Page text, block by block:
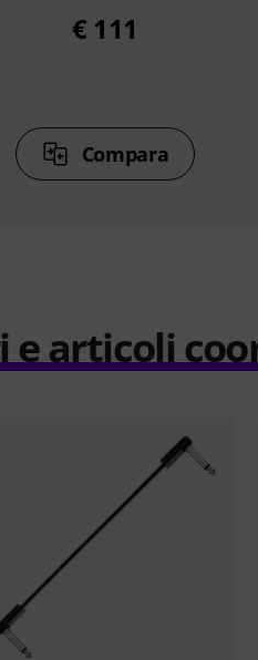
€ 111
Compara
e articoli